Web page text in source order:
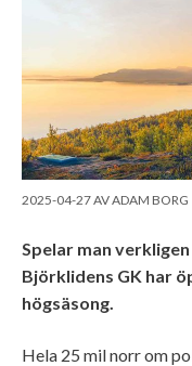
2025-04-27AVADAM BORG
Spelar man
Björklidens GK har
högsäsong.
Hela 25 mil norr om